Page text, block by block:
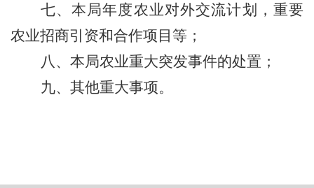
七、本局年度农业对外交流计划 ， 重要
农业招商引资和合作项目等 ；
八、本局农业重大突发事件的处置 ；
九、 其他重大事项。